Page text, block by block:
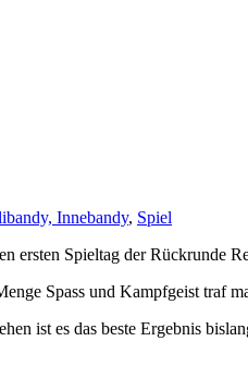
Innebandy, Spiel
ersten Spieltag der Rückrunde
Spass und Kampfgeist traf
ist es das beste Ergebnis